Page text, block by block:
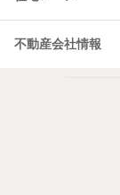
不動産会社情報